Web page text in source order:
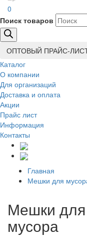
0
Поиск товаров
ОПТОВЫЙ ПРАЙС-
Каталог
О компании
Для организаций
Доставка и оплата
Акции
Прайс лист
Информация
Контакты
Главная
Мешки для
Мешки для
мусора